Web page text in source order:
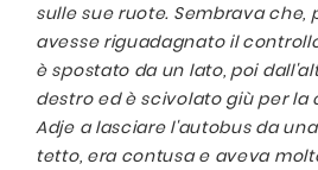
sulle sue ruote. Sembrava che,
avesse riguadagnato il
è spostato da un lato, poi
destro ed è scivolato giù per la
Adje a lasciare l'autobus da
tetto, era contusa e aveva